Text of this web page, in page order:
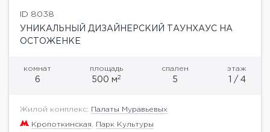
ID 8038
УНИКАЛЬНЫЙ ДИЗАЙНЕРСКИЙ ТАУНХАУС НА
ОСТОЖЕНКЕ
комнат
6
площадь
500 м2
спален
5
этаж
1 / 4
Жилой комплекс: Палаты Муравьевых
Кропоткинская Парк Культуры